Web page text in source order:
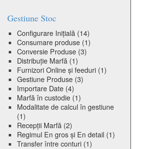
Gestiune Stoc
Configurare Inițială (14)
Consumare produse (1)
Conversie Produse (3)
Distribuție Marfă (1)
Furnizori Online și feeduri (1)
Gestiune Produse (3)
Importare Date (4)
Marfă în custodie (1)
Modalitate de calcul în gestiune
(1)
Recepții Marfă (2)
Regimul En gros și En detail (1)
Transfer între conturi (1)